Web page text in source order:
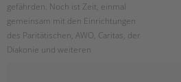
gefährden. Noch ist Zeit, einmal
gemeinsam mit den Einrichtungen
des Paritätischen, AWO, Caritas, der
Diakonie und weiteren